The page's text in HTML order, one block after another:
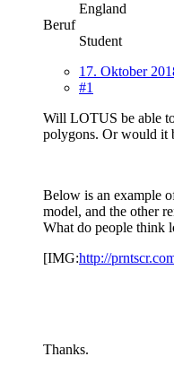
England
Beruf
Student
17. Oktober
#1
Will LOTUS be able
polygons. Or would it
Below is an example
model, and the other
What do people think
[IMG:http://
Thanks.